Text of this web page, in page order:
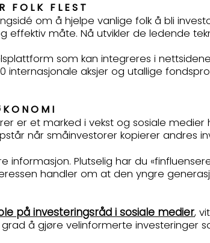
FOLK FLEST
om å hjelpe vanlige folk å bli
effektiv måte. Nå utvikler de ledende
som kan integreres i
internasjonale aksjer og utallige
er et marked i vekst og sosiale
når småinvestorer kopierer andres
Plutselig har du
handler om at den yngre
på investeringsråd i sosiale medier,
å gjøre velinformerte investeringer